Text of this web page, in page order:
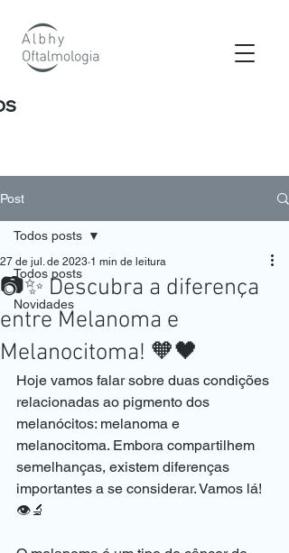
Post
Todos posts
Novidades
Todos posts
📷✨ Descubra a diferença
entre Melanoma e
Melanocitoma! 🧡🖤
27 de jul. de 2023 1 min de leitura
Hoje vamos falar sobre duas condições
relacionadas ao pigmento dos
melanócitos: melanoma e
melanocitoma. Embora compartilhem
semelhanças, existem diferenças
importantes a se considerar. Vamos lá!
👁️🔬